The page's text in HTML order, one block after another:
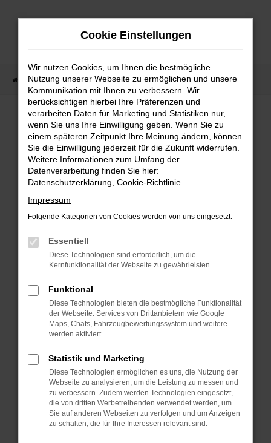
Zum
Startseite Fahrzeugangebote Fahrzeugbestand
FEHLER: NETWORK ERROR
Beim Laden ist ein Fehler aufgetreten.
Hier sind ein paar Tipps, die dir helfen können:
Überprüfe deine Firewall und deine
Laden andere Webseiten, zum Beispiel deine
Suchmaschine?
Prüfe deine Browsererweiterungen.
Manche Erweiterungen, wie Werbeblocker,
verhindern. Funktioniert die Seite in einem
anderen Browser oder in einem privaten
Fenster?
Starte dein Gerät neu.
Probleme zu beheben.
Stelle sicher, dass dein Browser und dein
Betriebssystem auf dem neuesten Stand
sind.
Veraltete Software birgt nicht nur ein
Cookie Einstellungen
Wir nutzen Cookies, um Ihnen die bestmögliche
Nutzung unserer Webseite zu ermöglichen und unsere
Kommunikation mit Ihnen zu verbessern. Wir
berücksichtigen hierbei Ihre Präferenzen und
verarbeiten Daten für Marketing und Statistiken nur,
wenn Sie uns Ihre Einwilligung geben. Wenn Sie zu
einem späteren Zeitpunkt Ihre Meinung ändern, können
Sie die Einwilligung jederzeit für die Zukunft widerrufen.
Weitere Informationen zum Umfang der
Datenverarbeitung finden Sie hier:
Datenschutzerklärung Cookie-Richtlinie
Impressum
Folgende Kategorien von Cookies werden von uns eingesetzt:
Essentiell
Diese Technologien sind erforderlich, um die
Kernfunktionalität der Webseite zu gewährleisten.
Funktional
Diese Technologien bieten die bestmögliche Funktionalität
der Webseite. Services von Drittanbietern wie Google
Maps, Chats, Fahrzeugbewertungssystem und weitere
werden aktiviert.
Statistik und Marketing
Diese Technologien ermöglichen es uns, die Nutzung der
Webseite zu analysieren, um die Leistung zu messen und
zu verbessern. Zudem werden Technologien eingesetzt,
die von dritten Werbetreibenden verwendet werden, um
Sie auf anderen Webseiten zu verfolgen und um Anzeigen
zu schalten, die für Ihre Interessen relevant sind.